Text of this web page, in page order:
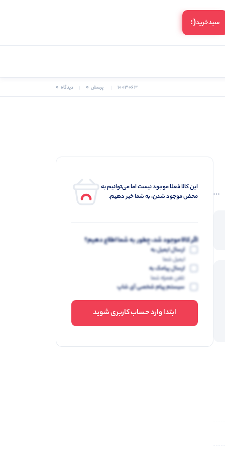
سبد‌خرید(:
1003063 پرسش 0 دیدگاه 0
این کالا فعلا موجود نیست اما می‌توانیم به
محض موجود شدن، به شما خبر دهیم.
اگر کالا موجود شد، چطور به شما اطلاع دهیم؟
ارسال ایمیل به
ایمیل شما
ارسال پیامک به
تلفن همراه شما
سیستم پیام شخصی آی شاپ
ابتدا وارد حساب کاربری شوید